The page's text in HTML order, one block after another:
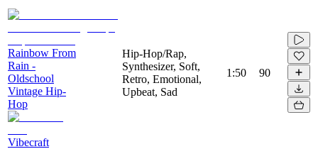
Rainbow From
Rain -
Oldschool
Vintage Hip-
Hop
Vibecraft
Hip-Hop/Rap,
Synthesizer, Soft,
Retro, Emotional,
Upbeat, Sad
1:50 90